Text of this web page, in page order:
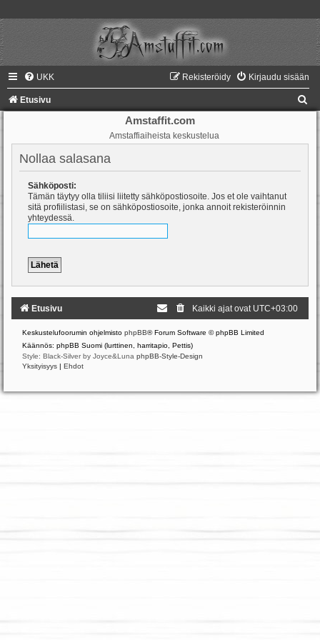
UKK Kirjaudu sisään
Rekisteröidy
Etusivu
Amstaffit.com
Amstaffiaiheista keskustelua
Nollaa salasana
Sähköposti:
Tämän täytyy olla tiliisi liitetty sähköpostiosoite. Jos et ole vaihtanut
sitä profiilistasi, se on sähköpostiosoite, jonka annoit rekisteröinnin
yhteydessä.
Etusivu Kaikki ajat ovat UTC+03:00
Keskustelufoorumin ohjelmisto phpBB® Forum Software © phpBB Limited
Käännös: phpBB Suomi (lurttinen, harritapio, Pettis)
Style: Black-Silver by Joyce&Luna phpBB-Style-Design
Yksityisyys | Ehdot